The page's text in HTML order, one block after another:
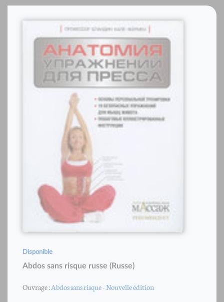
Disponible
Abdos sans risque russe (Russe)
Ouvrage :Abdos sans risque - Nouvelle édition